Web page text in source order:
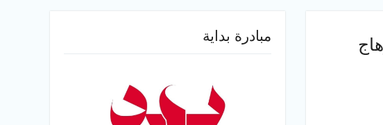
مبادرة بداية